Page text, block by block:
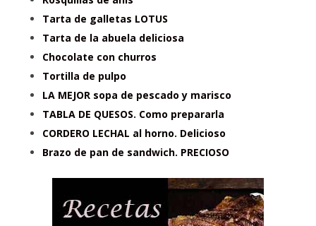
Tarta de galletas LOTUS
Tarta de la abuela deliciosa
Chocolate con churros
Tortilla de pulpo
LA MEJOR sopa de pescado y marisco
TABLA DE QUESOS. Como prepararla
CORDERO LECHAL al horno. Delicioso
Brazo de pan de sandwich. PRECIOSO